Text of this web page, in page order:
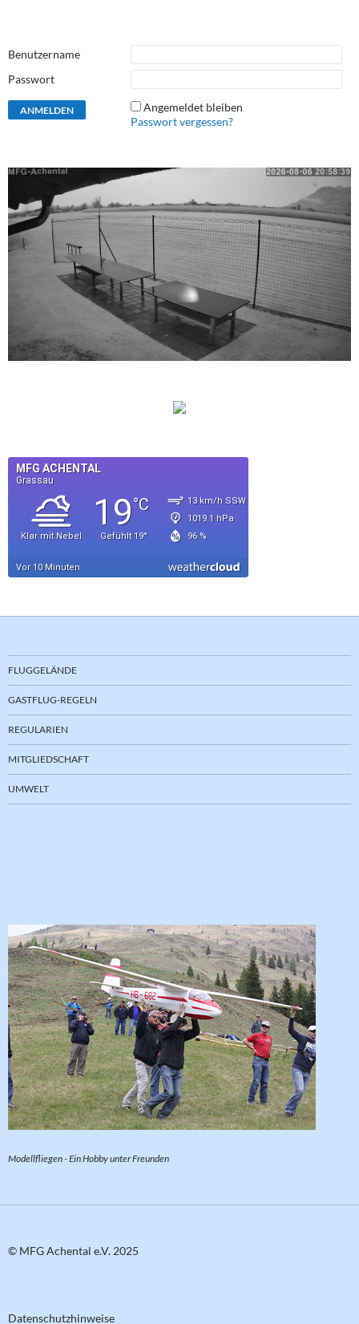
Benutzername
Passwort
Angemeldet bleiben
Passwort vergessen?
FLUGGELÄNDE
GASTFLUG-REGELN
REGULARIEN
MITGLIEDSCHAFT
UMWELT
Modellfliegen - Ein Hobby unter Freunden
© MFG Achental e.V. 2025
Datenschutzhinweise